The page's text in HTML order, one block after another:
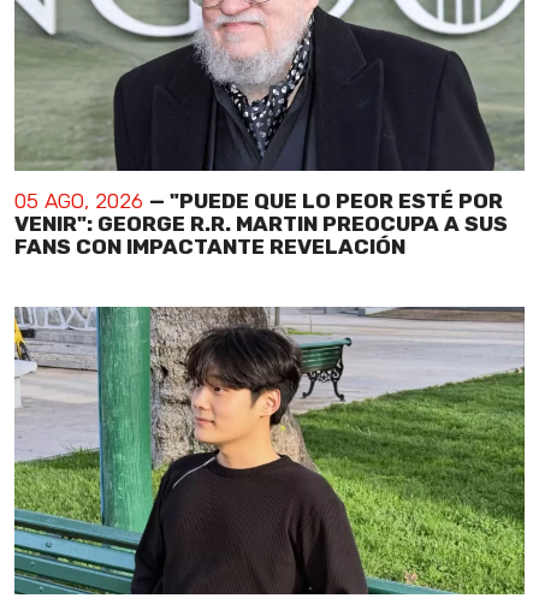
05 AGO, 2026 — "PUEDE QUE LO PEOR ESTÉ POR
VENIR": GEORGE R.R. MARTIN PREOCUPA A SUS
FANS CON IMPACTANTE REVELACIÓN